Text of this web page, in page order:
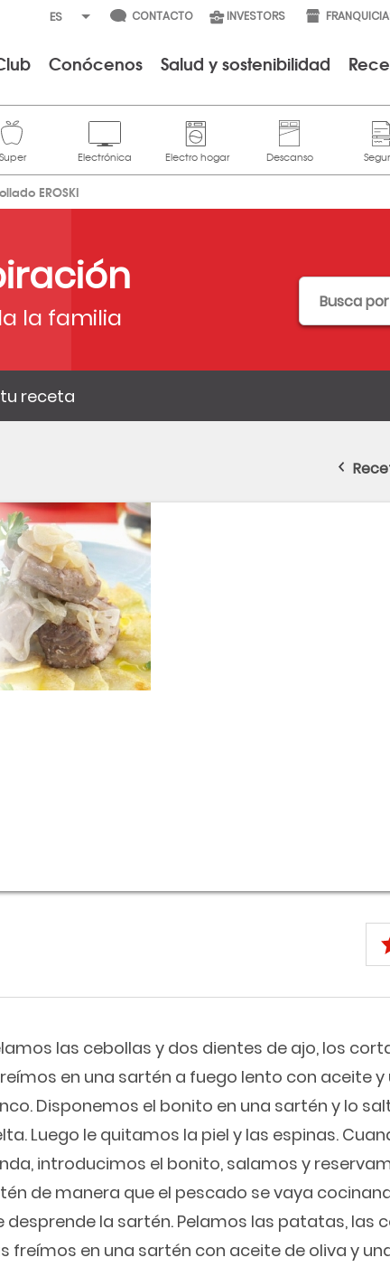
CONTACTO INVESTORS
Conócenos Salud y sostenibilidad
EROSKI
la familia
receta
las cebollas y dos dientes de ajo, los
en una sartén a fuego lento con aceite y
Disponemos el bonito en una sartén y lo
Luego le quitamos la piel y las espinas.
introducimos el bonito, salamos y
de manera que el pescado se vaya
desprende la sartén. Pelamos las patatas, las
freímos en una sartén con aceite de oliva y